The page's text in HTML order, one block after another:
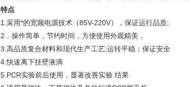
特点
1. 采用*的宽频电源技术（85V-220V），保证运行品质;
2 ．操作简单，节约时间，方便使用外观精美，
3. 高品质复合材料和现代生产工艺;运转平稳；保证安全
4.快速离下挂壁液滴
5.PCR实验前后使用，显著改善实验 结果